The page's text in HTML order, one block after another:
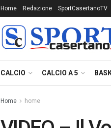
Home Redazione SportCasertanoTV
CALCIO CALCIO A 5
Home home